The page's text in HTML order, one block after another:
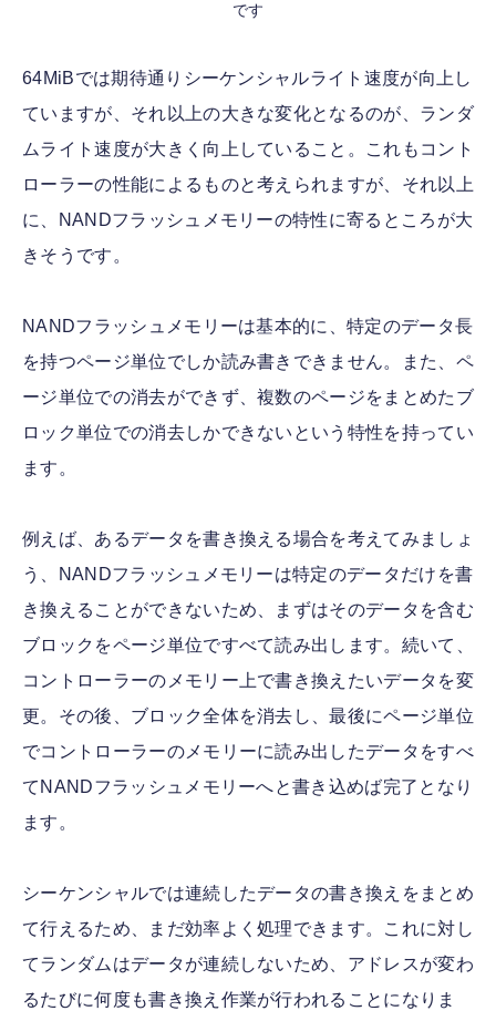
です
64MiBでは期待通りシーケンシャルライト速度が向上し
ていますが、それ以上の大きな変化となるのが、ランダ
ムライト速度が大きく向上していること。これもコント
ローラーの性能によるものと考えられますが、それ以上
に、NANDフラッシュメモリーの特性に寄るところが大
きそうです。
NANDフラッシュメモリーは基本的に、特定のデータ長
を持つページ単位でしか読み書きできません。また、ペ
ージ単位での消去ができず、複数のページをまとめたブ
ロック単位での消去しかできないという特性を持ってい
ます。
例えば、あるデータを書き換える場合を考えてみましょ
う、NANDフラッシュメモリーは特定のデータだけを書
き換えることができないため、まずはそのデータを含む
ブロックをページ単位ですべて読み出します。続いて、
コントローラーのメモリー上で書き換えたいデータを変
更。その後、ブロック全体を消去し、最後にページ単位
でコントローラーのメモリーに読み出したデータをすべ
てNANDフラッシュメモリーへと書き込めば完了となり
ます。
シーケンシャルでは連続したデータの書き換えをまとめ
て行えるため、まだ効率よく処理できます。これに対し
てランダムはデータが連続しないため、アドレスが変わ
るたびに何度も書き換え作業が行われることになりま